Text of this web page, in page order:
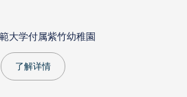
大学付属紫竹幼稚園
了解详情